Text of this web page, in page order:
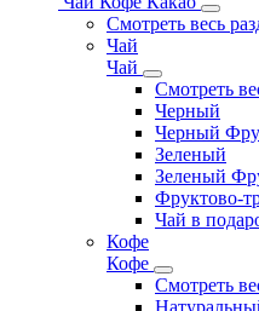
Смотреть весь
Чай
Чай
Смотреть
Черный
Черный
Зеленый
Зеленый
Фруктово-
Чай в
Кофе
Кофе
Смотреть